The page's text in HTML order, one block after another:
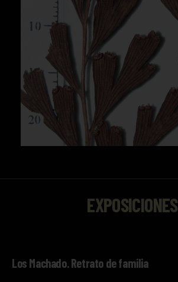
EXPOSICIONES
Los Machado. Retrato de familia